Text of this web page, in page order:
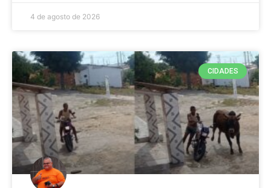
4 de agosto de 2026
CIDADES